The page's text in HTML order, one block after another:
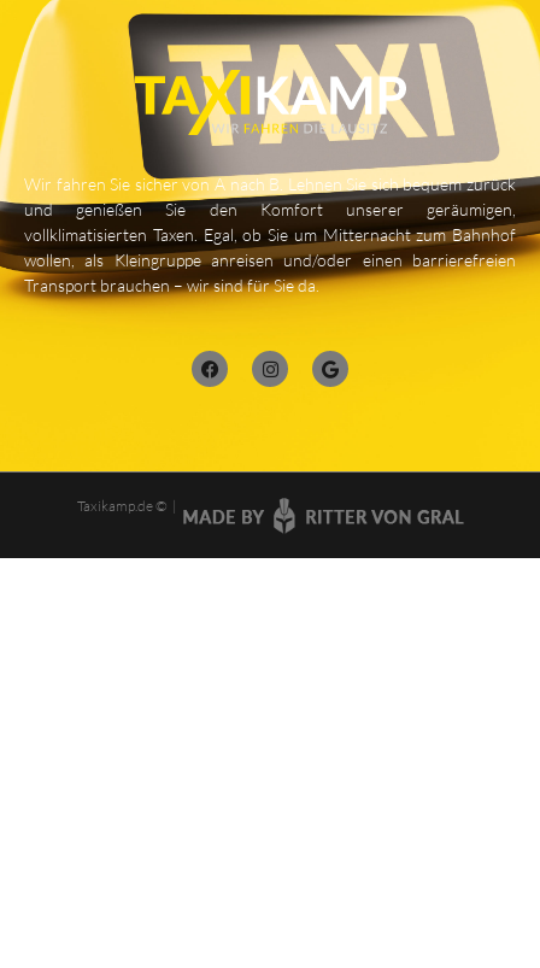
Wir fahren Sie sicher von A nach B. Lehnen Sie sich bequem zurück
und genießen Sie den Komfort unserer geräumigen,
vollklimatisierten Taxen. Egal, ob Sie um Mitternacht zum Bahnhof
wollen, als Kleingruppe anreisen und/oder einen barrierefreien
Transport brauchen – wir sind für Sie da.
Taxikamp.de © |